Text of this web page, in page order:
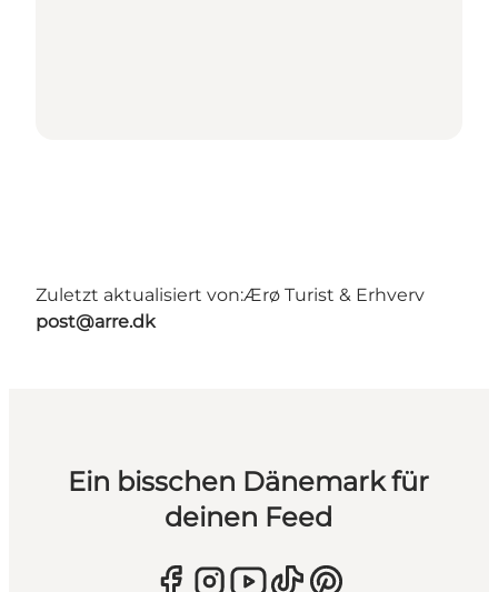
Zuletzt aktualisiert von:Ærø Turist & Erhverv
post@arre.dk
Ein bisschen Dänemark für
deinen Feed